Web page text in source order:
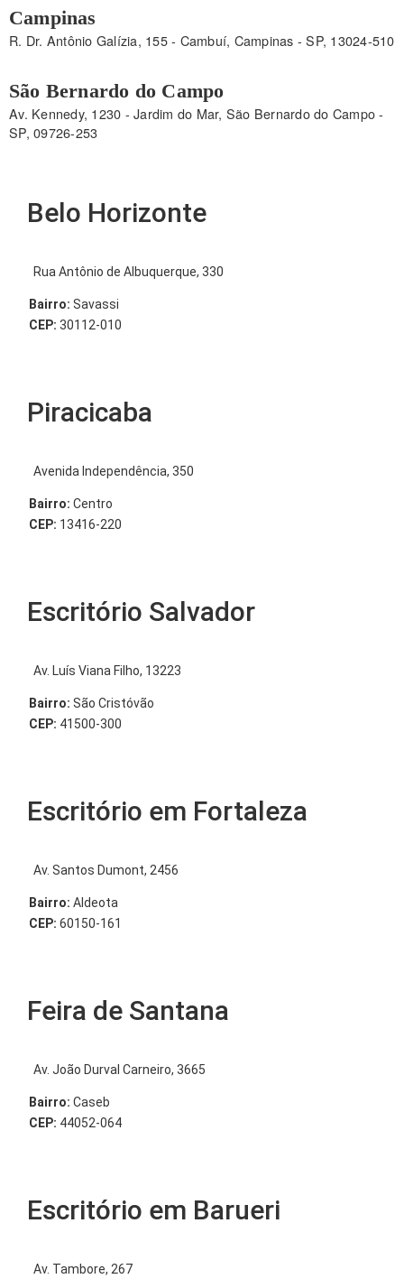
Campinas
R. Dr. Antônio Galízia, 155 - Cambuí, Campinas - SP, 13024-510
São Bernardo do Campo
Av. Kennedy, 1230 - Jardim do Mar, São Bernardo do Campo -
SP, 09726-253
Belo Horizonte
Rua Antônio de Albuquerque, 330
Bairro: Savassi
CEP: 30112-010
Piracicaba
Avenida Independência, 350
Bairro: Centro
CEP: 13416-220
Escritório Salvador
Av. Luís Viana Filho, 13223
Bairro: São Cristóvão
CEP: 41500-300
Escritório em Fortaleza
Av. Santos Dumont, 2456
Bairro: Aldeota
CEP: 60150-161
Feira de Santana
Av. João Durval Carneiro, 3665
Bairro: Caseb
CEP: 44052-064
Escritório em Barueri
Av. Tambore, 267